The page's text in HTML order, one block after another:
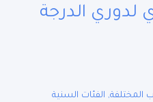
الدرجة
,الفئات السنية